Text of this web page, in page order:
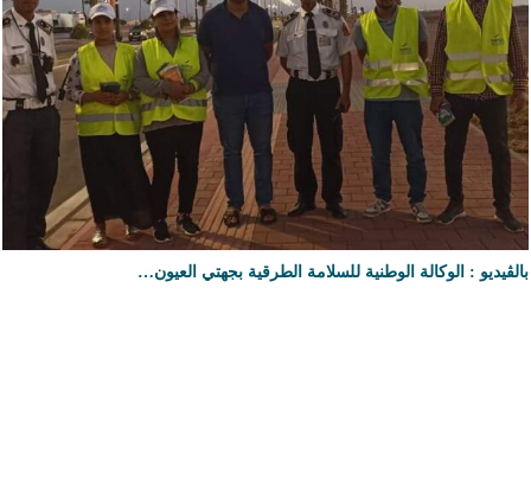
بالڤيديو : الوكالة الوطنية للسلامة الطرقية بجهتي العيون…